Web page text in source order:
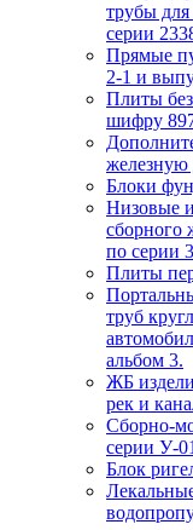
трубы
серии
Прямые
2-1 и
Плиты
шифру
железную
Блоки
Низовые
сборного
по серии
Плиты
труб
альбом 3.
ЖБ
рек и
Сборно-
серии У-
Блок